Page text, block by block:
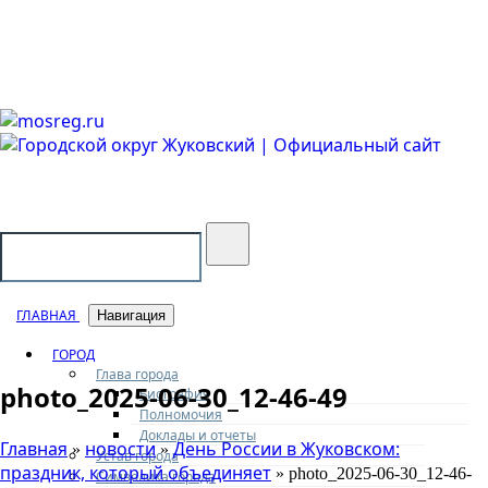
ГЛАВНАЯ Навигация
ГОРОД
Глава города
Биография
Полномочия
Доклады и отчеты
Устав города
Символика города
photo_2025-06-30_12-46-49
Главная» новости»День России в Жуковском:
праздник, который объединяет » photo_2025-06-30_12-46-